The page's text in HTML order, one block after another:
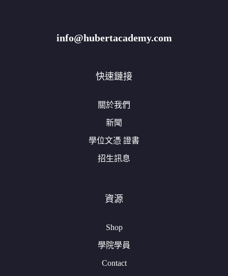
info@hubertacademy.com
快速鏈接
關於我們
新聞
學位文憑 證書
招生訊息
資源
Shop
學院學員
Contact